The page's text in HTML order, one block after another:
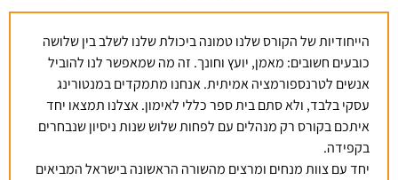
הייחודיות של הקורס שלנו טמונה ביכולת שלנו לשלב בין שלושה
כובעים חשובים: מאמן, יועץ וחונך. זה מה שמאפשר לנו להוביל
אנשים לטרנספורמציה אמיתית. אנחנו מתמקדים במנטורינג
עסקי בלבד, ולא סתם בית ספר כללי לאימון. אצלנו תמצאו יחד
איתכם בקורס רק מנהלים עם לפחות שלוש שנות ניסיון שנבחרים
בקפידה.
יחד עם צוות מנחים ומרצים מהשורה הראשונה בישראל המביאים